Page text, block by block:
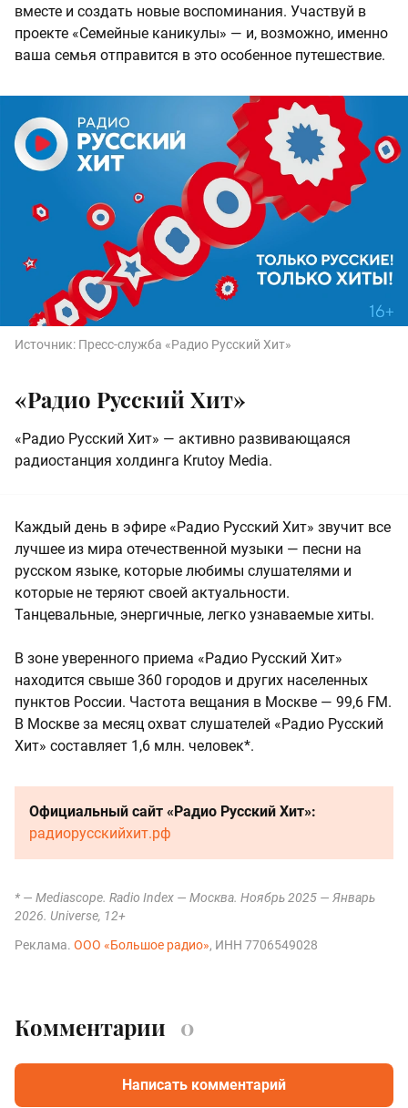
вместе и создать новые воспоминания. Участвуй в
проекте «Семейные каникулы» — и, возможно, именно
ваша семья отправится в это особенное путешествие.
Источник: Пресс-служба «Радио Русский Хит»
«Радио Русский Хит»
«Радио Русский Хит» — активно развивающаяся
радиостанция холдинга Krutoy Media.
Каждый день в эфире «Радио Русский Хит» звучит все
лучшее из мира отечественной музыки — песни на
русском языке, которые любимы слушателями и
которые не теряют своей актуальности.
Танцевальные, энергичные, легко узнаваемые хиты.
В зоне уверенного приема «Радио Русский Хит»
находится свыше 360 городов и других населенных
пунктов России. Частота вещания в Москве — 99,6 FM.
В Москве за месяц охват слушателей «Радио Русский
Хит» составляет 1,6 млн. человек*.
Официальный сайт «Радио Русский Хит»:
радиорусскийхит.рф
* — Mediascope. Radio Index — Москва. Ноябрь 2025 — Январь
2026. Universe, 12+
Реклама. ООО «Большое радио», ИНН 7706549028
Комментарии 0
Написать комментарий